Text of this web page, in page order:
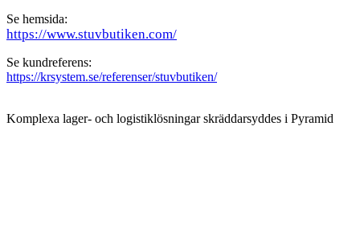
Se hemsida:
https://www.stuvbutiken.com/
Se kundreferens:
https://krsystem.se/referenser/stuvbutiken/
Komplexa lager- och logistiklösningar skräddarsyddes i Pyramid